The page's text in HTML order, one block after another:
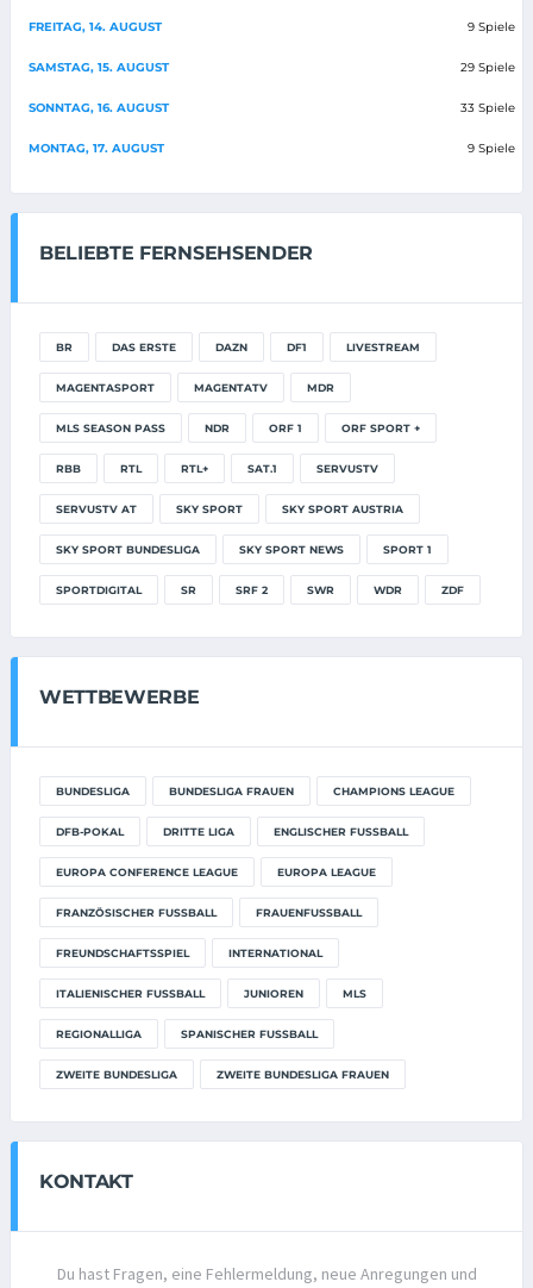
FREITAG, 14. AUGUST 9 Spiele
SAMSTAG, 15. AUGUST 29 Spiele
SONNTAG, 16. AUGUST 33 Spiele
MONTAG, 17. AUGUST 9 Spiele
BELIEBTE FERNSEHSENDER
BR DAS ERSTE DAZN DF1 LIVESTREAM
MAGENTASPORT MAGENTATV MDR
MLS SEASON PASS NDR ORF 1 ORF SPORT +
RBB RTL RTL+ SAT.1 SERVUSTV
SERVUSTV AT SKY SPORT SKY SPORT AUSTRIA
SKY SPORT BUNDESLIGA SKY SPORT NEWS SPORT 1
SPORTDIGITAL SR SRF 2 SWR WDR ZDF
WETTBEWERBE
BUNDESLIGA BUNDESLIGA FRAUEN CHAMPIONS LEAGUE
DFB-POKAL DRITTE LIGA ENGLISCHER FUSSBALL
EUROPA CONFERENCE LEAGUE EUROPA LEAGUE
FRANZÖSISCHER FUSSBALL FRAUENFUSSBALL
FREUNDSCHAFTSSPIEL INTERNATIONAL
ITALIENISCHER FUSSBALL JUNIOREN MLS
REGIONALLIGA SPANISCHER FUSSBALL
ZWEITE BUNDESLIGA ZWEITE BUNDESLIGA FRAUEN
KONTAKT
Du hast Fragen, eine Fehlermeldung, neue Anregungen und